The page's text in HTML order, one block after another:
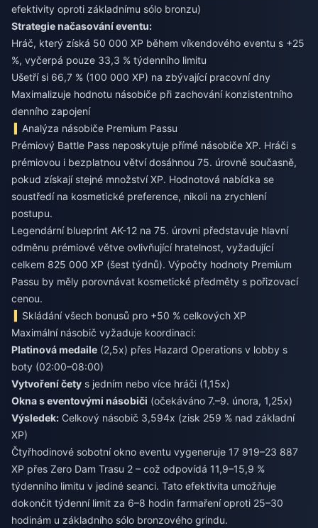
efektivity oproti základnímu sólo bronzu)
Strategie načasování eventu:
Hráč, který získá 50 000 XP během víkendového eventu s +25
%, vyčerpá pouze 33,3 % týdenního limitu
Ušetří si 66,7 % (100 000 XP) na zbývající pracovní dny
Maximalizuje hodnotu násobiče při zachování konzistentního
denního zapojení
Analýza násobiče Premium Passu
Prémiový Battle Pass neposkytuje přímé násobiče XP. Hráči s
prémiovou i bezplatnou větví dosáhnou 75. úrovně současně,
pokud získají stejné množství XP. Hodnotová nabídka se
soustředí na kosmetické preference, nikoli na zrychlení
postupu.
Legendární blueprint AK-12 na 75. úrovni představuje hlavní
odměnu prémiové větve ovlivňující hratelnost, vyžadující
celkem 825 000 XP (šest týdnů). Výpočty hodnoty Premium
Passu by měly porovnávat kosmetické předměty s pořizovací
cenou.
Skládání všech bonusů pro +50 % celkových XP
Maximální násobič vyžaduje koordinaci:
Platinová medaile (2,5x) přes Hazard Operations v lobby s
boty (02:00–08:00)
Vytvoření čety s jedním nebo více hráči (1,15x)
Okna s eventovými násobiči (očekáváno 7.–9. února, 1,25x)
Výsledek: Celkový násobič 3,594x (zisk 259 % nad základní
XP)
Čtyřhodinové sobotní okno eventu vygeneruje 17 919–23 887
XP přes Zero Dam Trasu 2 – což odpovídá 11,9–15,9 %
týdenního limitu v jediné seanci. Tato efektivita umožňuje
dokončit týdenní limit za 6–8 hodin farmaření oproti 25–30
hodinám u základního sólo bronzového grindu.